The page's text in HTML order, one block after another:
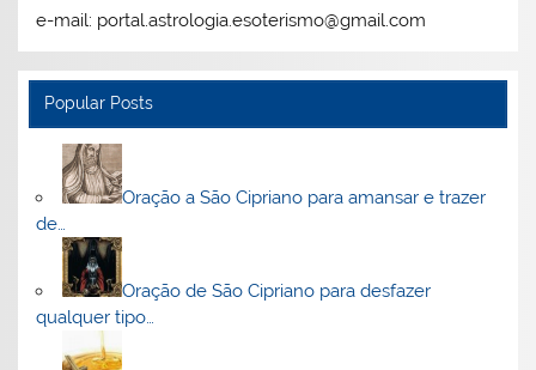
e-mail: portal.astrologia.esoterismo@gmail.com
Popular Posts
Oração a São Cipriano para amansar e trazer
de…
Oração de São Cipriano para desfazer
qualquer tipo…